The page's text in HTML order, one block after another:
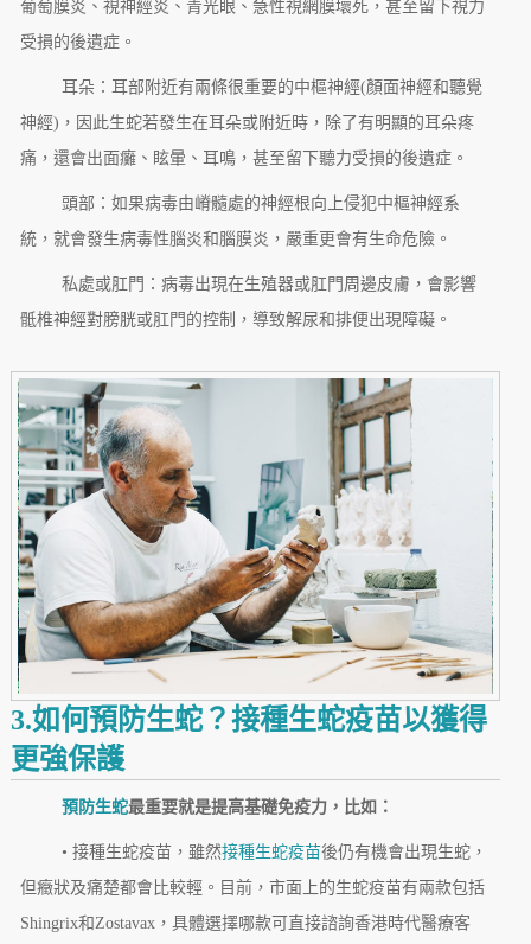
葡萄膜炎、視神經炎、青光眼、急性視網膜壞死，甚至留下視力
受損的後遺症。
耳朵：耳部附近有兩條很重要的中樞神經(顏面神經和聽覺
神經)，因此生蛇若發生在耳朵或附近時，除了有明顯的耳朵疼
痛，還會出面癱、眩暈、耳鳴，甚至留下聽力受損的後遺症。
頭部：如果病毒由嵴髓處的神經根向上侵犯中樞神經系
統，就會發生病毒性腦炎和腦膜炎，嚴重更會有生命危險。
私處或肛門：病毒出現在生殖器或肛門周邊皮膚，會影響
骶椎神經對膀胱或肛門的控制，導致解尿和排便出現障礙。
3.如何預防生蛇？接種生蛇疫苗以獲得
更強保護
預防生蛇最重要就是提高基礎免疫力，比如：
• 接種生蛇疫苗，雖然接種生蛇疫苗後仍有機會出現生蛇，
但癥狀及痛楚都會比較輕。目前，市面上的生蛇疫苗有兩款包括
Shingrix和Zostavax，具體選擇哪款可直接諮詢香港時代醫療客